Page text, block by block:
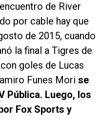
de River
por cable hay que
de 2015, cuando
la final a Tigres de
goles de Lucas
Funes Mori se
Pública. Luego, los
Fox Sports y